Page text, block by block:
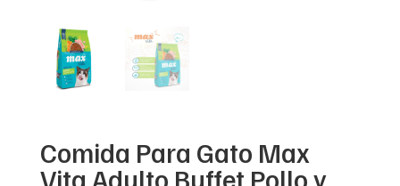
Comida Para Gato Max
Vita Adulto Buffet Pollo y